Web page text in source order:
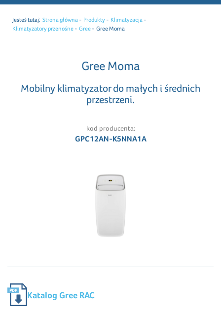
Jesteś tutaj: Strona główna Produkty
Klimatyzacja
Klimatyzatory przenośne
Gree Gree Moma
Gree Moma
Mobilny klimatyzator do małych i średnich
przestrzeni.
kod producenta:
GPC12AN-K5NNA1A
Katalog Gree RAC